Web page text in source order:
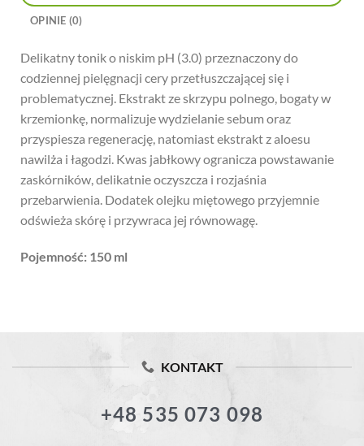
OPINIE (0)
Delikatny tonik o niskim pH (3.0) przeznaczony do
codziennej pielęgnacji cery przetłuszczającej się i
problematycznej. Ekstrakt ze skrzypu polnego, bogaty w
krzemionkę, normalizuje wydzielanie sebum oraz
przyspiesza regenerację, natomiast ekstrakt z aloesu
nawilża i łagodzi. Kwas jabłkowy ogranicza powstawanie
zaskórników, delikatnie oczyszcza i rozjaśnia
przebarwienia. Dodatek olejku miętowego przyjemnie
odświeża skórę i przywraca jej równowagę.
Pojemność: 150 ml
KONTAKT
+48 535 073 098